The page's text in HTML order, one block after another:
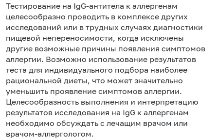
Тестирование на IgG-антитела к аллергенам
целесообразно проводить в комплексе других
исследований или в трудных случаях диагностики
пищевой непереносимости, когда исключены
другие возможные причины появления симптомов
аллергии. Возможно использование результатов
теста для индивидуального подбора наиболее
рациональной диеты, что может значительно
уменьшить проявление симптомов аллергии.
Целесообразность выполнения и интерпретацию
результатов исследования на IgG к аллергенам
необходимо обсуждать с лечащим врачом или
врачом-аллергологом.